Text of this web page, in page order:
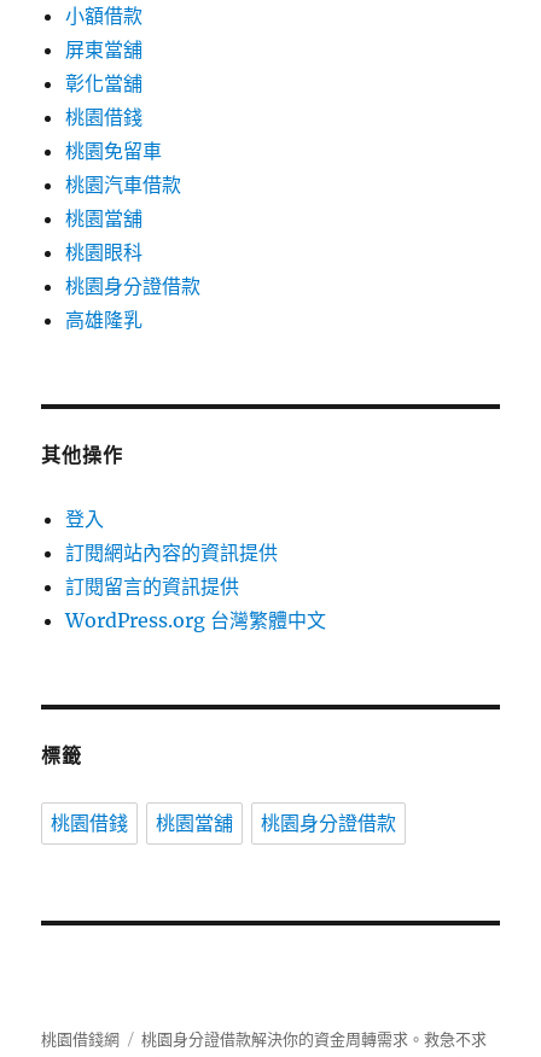
小額借款
屏東當舖
彰化當舖
桃園借錢
桃園免留車
桃園汽車借款
桃園當舖
桃園眼科
桃園身分證借款
高雄隆乳
其他操作
登入
訂閱網站內容的資訊提供
訂閱留言的資訊提供
WordPress.org 台灣繁體中文
標籤
桃園借錢 桃園當舖 桃園身分證借款
桃園借錢網
桃園身分證借款解決你的資金周轉需求。救急不求